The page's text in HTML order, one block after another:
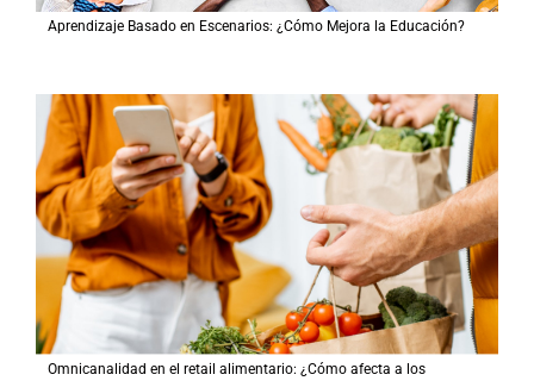
Aprendizaje Basado en Escenarios: ¿Cómo Mejora la Educación?
Omnicanalidad en el retail alimentario: ¿Cómo afecta a los